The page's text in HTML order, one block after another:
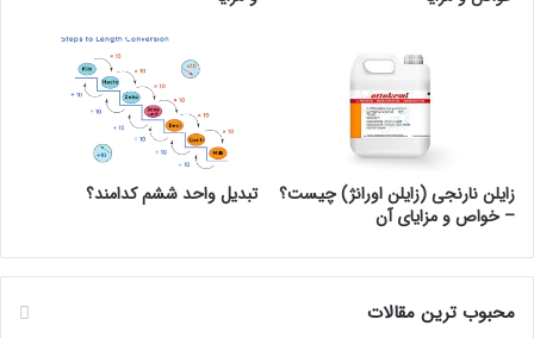
زایلن نارنجی (زایلن اورانژ) چیست؟
– خواص و مزایای آن
تبدیل واحد ششم کدامند؟
محبوب ترین مقالات